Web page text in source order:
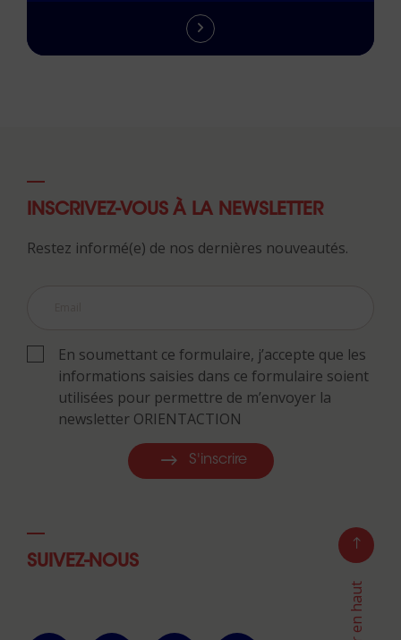
INSCRIVEZ-VOUS À LA NEWSLETTER
Restez informé(e) de nos dernières nouveautés.
En soumettant ce formulaire, j’accepte que les
informations saisies dans ce formulaire soient
utilisées pour permettre de m’envoyer la
newsletter ORIENTACTION
S'inscrire
SUIVEZ-NOUS